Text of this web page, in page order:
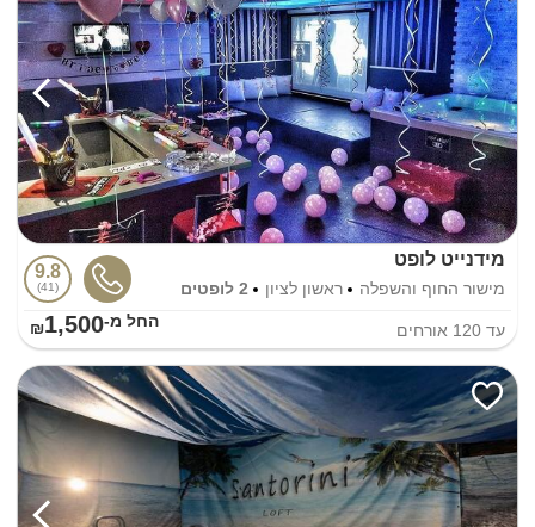
מידנייט לופט
מישור החוף והשפלה ראשון לציון 2 לופטים
9.8
41
עד 120 אורחים החל מ-₪1,500